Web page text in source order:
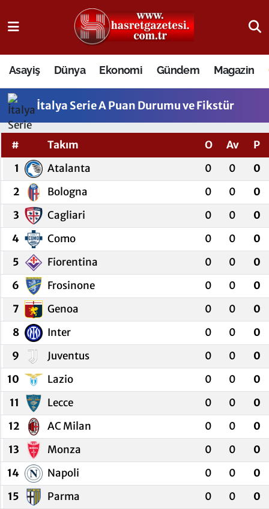
Asayiş Dünya Ekonomi Gündem Magazin
İtalya Serie A Puan Durumu ve Fikstür
# Takım O Av
P
1
Atalanta 0 0
0
2
Bologna 0 0
0
3
Cagliari 0 0
0
4
Como 0 0
0
5
Fiorentina 0 0
0
6
Frosinone 0 0
0
7
Genoa 0 0
0
8
Inter 0 0
0
9
Juventus 0 0
0
10
Lazio 0 0
0
11
Lecce 0 0
0
12
AC Milan 0 0
0
13
Monza 0 0
0
14
Napoli 0 0
0
15
Parma 0 0
0
Osmaniye Nöbetçi Eczaneler
Osmaniye Hava Durumu
Osmaniye Trafik Yoğunluk Haritası
Süper Lig Puan Durumu ve Fikstür
Tüm Manşetler
Son Dakika Haberleri
Haber Arşivi